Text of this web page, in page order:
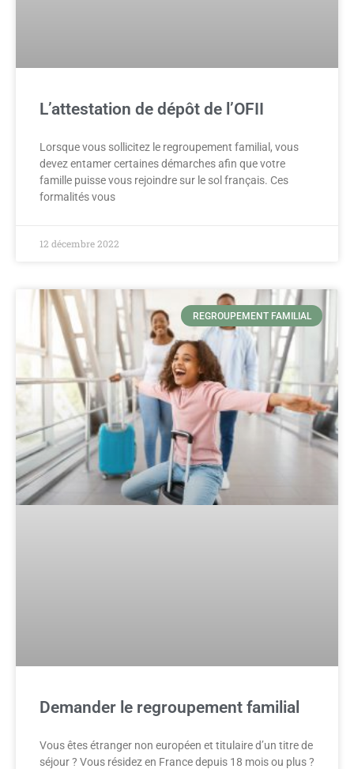
L’attestation de dépôt de l’OFII
Lorsque vous sollicitez le regroupement familial, vous
devez entamer certaines démarches afin que votre
famille puisse vous rejoindre sur le sol français. Ces
formalités vous
12 décembre 2022
REGROUPEMENT FAMILIAL
Demander le regroupement familial
Vous êtes étranger non européen et titulaire d’un titre de
séjour ? Vous résidez en France depuis 18 mois ou plus ?